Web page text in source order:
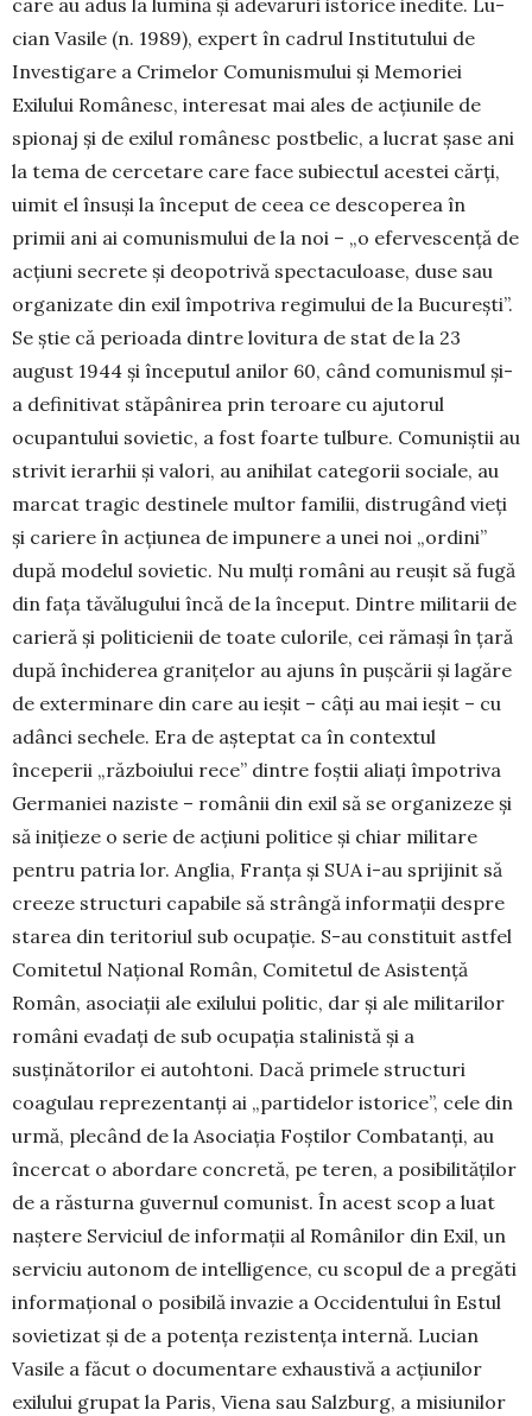
care au adus la lumină şi adevăruri istorice inedite. Lu­
cian Vasile (n. 1989), expert în cadrul Ins­ti­tutului de
Investigare a Crimelor Co­munismului şi Memoriei
Exilului Ro­mânesc, interesat mai ales de acţiunile de
spionaj şi de exilul românesc postbelic, a lucrat şase ani
la tema de cercetare care face subiectul acestei cărţi,
uimit el însuşi la început de ceea ce descoperea în
primii ani ai comunismului de la noi – „o efer­vescenţă de
acţiuni secrete şi deopotrivă spectaculoase, duse sau
organizate din exil împotriva regimului de la Bucu­reşti”.
Se ştie că perioada dintre lovitura de stat de la 23
august 1944 şi începutul anilor 60, când comunismul şi-
a definitivat stăpânirea prin te­­roare cu ajutorul
ocupantului sovietic, a fost foar­­te tulbure. Comuniştii au
strivit ierarhii şi va­lori, au anihilat categorii sociale, au
marcat tragic destinele multor familii, distrugând vieţi
şi cariere în acţiunea de impunere a unei noi „ordini”
după modelul sovietic. Nu mulţi români au reuşit să fugă
din faţa tăvălugului încă de la început. Din­tre militarii de
carieră şi politicienii de toate cu­lorile, cei rămaşi în ţară
după închiderea grani­ţelor au ajuns în puşcării şi lagăre
de exterminare din care au ieşit – câţi au mai ieşit – cu
adânci se­che­­le. Era de aşteptat ca în contextul
începerii „răz­boiului rece” dintre foştii aliaţi împotriva
Ger­maniei naziste – românii din exil să se organizeze şi
să iniţieze o serie de acţiuni politice şi chiar mi­litare
pentru patria lor. Anglia, Franţa şi SUA i-au sprijinit să
creeze structuri capabile să strângă informaţii despre
starea din teritoriul sub ocupaţie. S-au constituit astfel
Comitetul Naţional Român, Co­mitetul de Asistenţă
Român, asociaţii ale exilu­lui politic, dar şi ale militarilor
români evadaţi de sub ocupația stalinistă şi a
susţinătorilor ei autoh­toni. Dacă primele structuri
coagulau reprezen­tanţi ai „partidelor istorice”, cele din
urmă, ple­când de la Asociaţia Foştilor Combatanţi, au
în­cercat o abordare concretă, pe teren, a posibilită­ţi­lor
de a răsturna guvernul comunist. În acest scop a luat
naştere Serviciul de informaţii al Ro­mâ­nilor din Exil, un
serviciu autonom de in­telligence, cu scopul de a pregăti
infor­ma­ţional o posibilă invazie a Occiden­tului în Estul
sovietizat şi de a potenţa rezistenţa internă. Lucian
Vasile a făcut o documentare exhaustivă a acţiunilor
exilului grupat la Paris, Viena sau Salz­burg, a misiunilor